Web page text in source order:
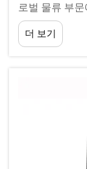
로벌 물류 부
핵심 자산이 되
고량이 증가
더 보기